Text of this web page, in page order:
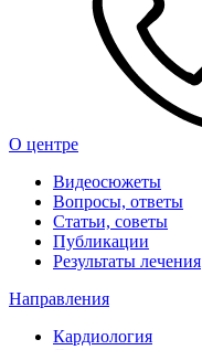
О центре
Видеосюжеты
Вопросы, ответы
Статьи, советы
Публикации
Результаты лечения
Направления
Кардиология